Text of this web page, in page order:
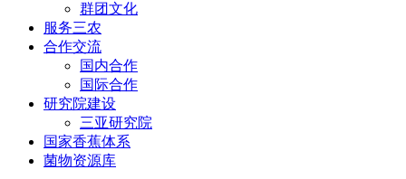
群团文化
服务三农
合作交流
国内合作
国际合作
研究院建设
三亚研究院
国家香蕉体系
菌物资源库